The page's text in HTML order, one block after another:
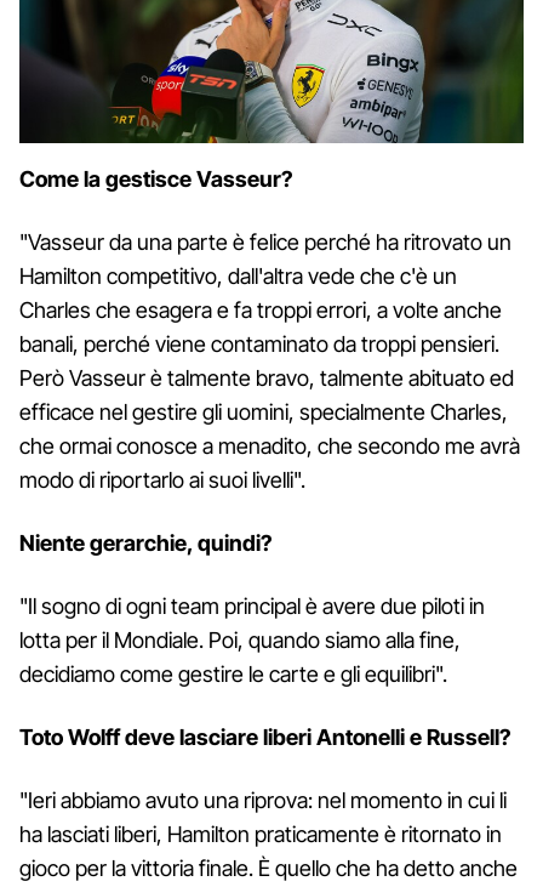
Come la gestisce Vasseur?
"Vasseur da una parte è felice perché ha ritrovato un
Hamilton competitivo, dall'altra vede che c'è un
Charles che esagera e fa troppi errori, a volte anche
banali, perché viene contaminato da troppi pensieri.
Però Vasseur è talmente bravo, talmente abituato ed
efficace nel gestire gli uomini, specialmente Charles,
che ormai conosce a menadito, che secondo me avrà
modo di riportarlo ai suoi livelli".
Niente gerarchie, quindi?
"Il sogno di ogni team principal è avere due piloti in
lotta per il Mondiale. Poi, quando siamo alla fine,
decidiamo come gestire le carte e gli equilibri".
Toto Wolff deve lasciare liberi Antonelli e Russell?
"Ieri abbiamo avuto una riprova: nel momento in cui li
ha lasciati liberi, Hamilton praticamente è ritornato in
gioco per la vittoria finale. È quello che ha detto anche